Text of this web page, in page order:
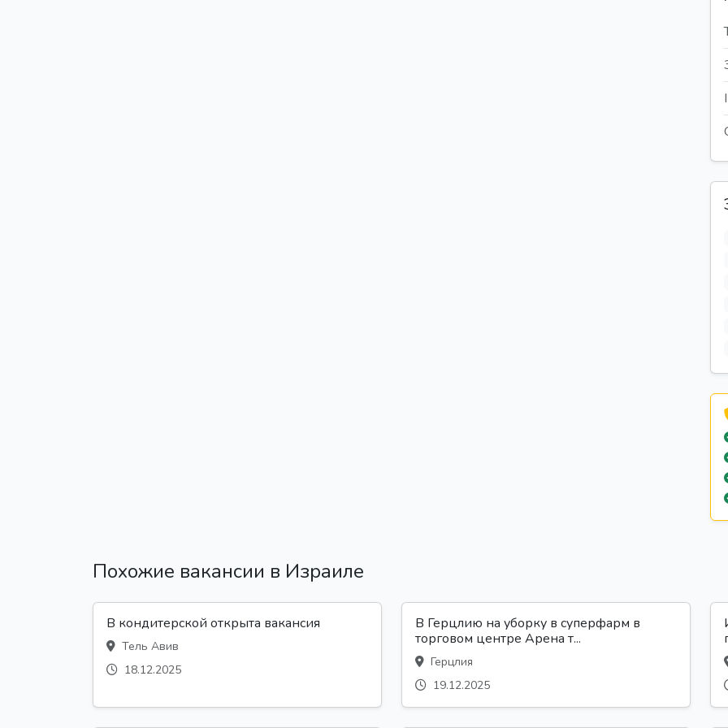
Похожие вакансии в Израиле
В кондитерской открыта вакансия
Тель Авив
18.12.2025
В Герцлию на уборку в суперфарм в
торговом центре Арена т...
Герцлия
19.12.2025